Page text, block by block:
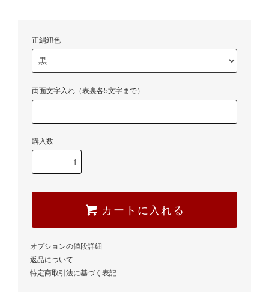
正絹紐色
両面文字入れ（表裏各5文字まで）
購入数
カートに入れる
オプションの値段詳細
返品について
特定商取引法に基づく表記